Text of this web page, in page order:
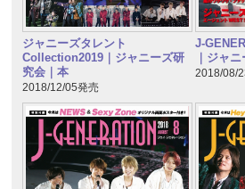
ジャニーズタレント
Collection2019｜ジャニーズ研
究会｜本
2018/12/05発売
J-
｜ジャ
2018/08/